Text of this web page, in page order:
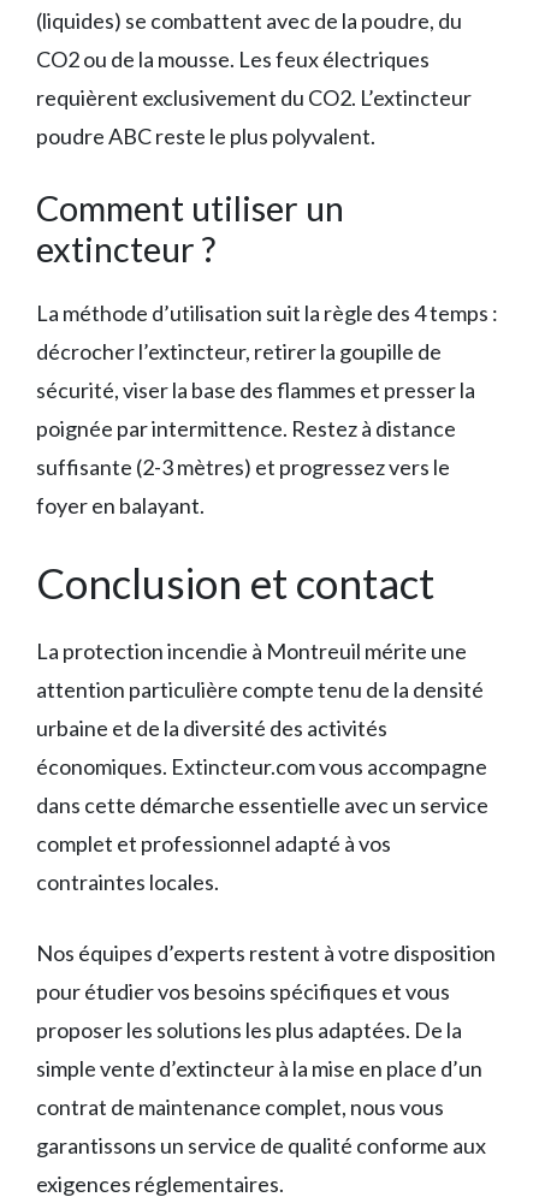
(liquides) se combattent avec de la poudre, du
CO2 ou de la mousse. Les feux électriques
requièrent exclusivement du CO2. L’extincteur
poudre ABC reste le plus polyvalent.
Comment utiliser un
extincteur ?
La méthode d’utilisation suit la règle des 4 temps :
décrocher l’extincteur, retirer la goupille de
sécurité, viser la base des flammes et presser la
poignée par intermittence. Restez à distance
suffisante (2-3 mètres) et progressez vers le
foyer en balayant.
Conclusion et contact
La protection incendie à Montreuil mérite une
attention particulière compte tenu de la densité
urbaine et de la diversité des activités
économiques. Extincteur.com vous accompagne
dans cette démarche essentielle avec un service
complet et professionnel adapté à vos
contraintes locales.
Nos équipes d’experts restent à votre disposition
pour étudier vos besoins spécifiques et vous
proposer les solutions les plus adaptées. De la
simple vente d’extincteur à la mise en place d’un
contrat de maintenance complet, nous vous
garantissons un service de qualité conforme aux
exigences réglementaires.